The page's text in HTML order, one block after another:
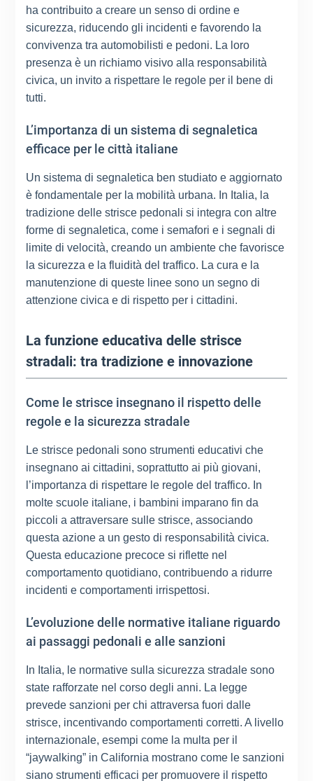
ha contribuito a creare un senso di ordine e
sicurezza, riducendo gli incidenti e favorendo la
convivenza tra automobilisti e pedoni. La loro
presenza è un richiamo visivo alla responsabilità
civica, un invito a rispettare le regole per il bene di
tutti.
L’importanza di un sistema di segnaletica
efficace per le città italiane
Un sistema di segnaletica ben studiato e aggiornato
è fondamentale per la mobilità urbana. In Italia, la
tradizione delle strisce pedonali si integra con altre
forme di segnaletica, come i semafori e i segnali di
limite di velocità, creando un ambiente che favorisce
la sicurezza e la fluidità del traffico. La cura e la
manutenzione di queste linee sono un segno di
attenzione civica e di rispetto per i cittadini.
La funzione educativa delle strisce
stradali: tra tradizione e innovazione
Come le strisce insegnano il rispetto delle
regole e la sicurezza stradale
Le strisce pedonali sono strumenti educativi che
insegnano ai cittadini, soprattutto ai più giovani,
l’importanza di rispettare le regole del traffico. In
molte scuole italiane, i bambini imparano fin da
piccoli a attraversare sulle strisce, associando
questa azione a un gesto di responsabilità civica.
Questa educazione precoce si riflette nel
comportamento quotidiano, contribuendo a ridurre
incidenti e comportamenti irrispettosi.
L’evoluzione delle normative italiane riguardo
ai passaggi pedonali e alle sanzioni
In Italia, le normative sulla sicurezza stradale sono
state rafforzate nel corso degli anni. La legge
prevede sanzioni per chi attraversa fuori dalle
strisce, incentivando comportamenti corretti. A livello
internazionale, esempi come la multa per il
“jaywalking” in California mostrano come le sanzioni
siano strumenti efficaci per promuovere il rispetto